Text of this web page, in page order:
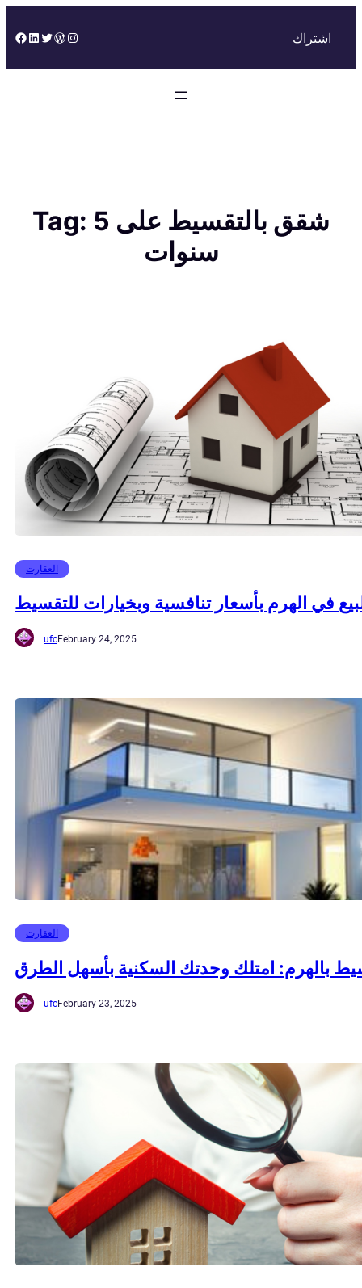
to
Facebook
LinkedIn
Twitter
WordPress
Instagram اشتراك
Tag: شقق بالتقسيط على 5
سنوات
العقارت
في الهرم بأسعار تنافسية وبخيارات للتقسيط
ufcFebruary 24, 2025
العقارت
بالهرم: امتلك وحدتك السكنية بأسهل الطرق
ufcFebruary 23, 2025